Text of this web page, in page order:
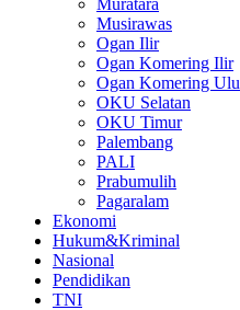
Muratara
Musirawas
Ogan Ilir
Ogan Komering Ilir
Ogan Komering Ulu
OKU Selatan
OKU Timur
Palembang
PALI
Prabumulih
Pagaralam
Ekonomi
Hukum&Kriminal
Nasional
Pendidikan
TNI